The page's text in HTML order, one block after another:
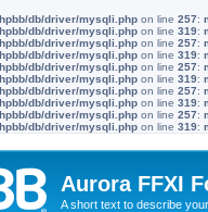
db/driver/mysqli.php on line 257:
db/driver/mysqli.php on line 319:
db/driver/mysqli.php on line 257:
db/driver/mysqli.php on line 319:
db/driver/mysqli.php on line 257:
db/driver/mysqli.php on line 319:
db/driver/mysqli.php on line 257:
db/driver/mysqli.php on line 319:
db/driver/mysqli.php on line 257:
db/driver/mysqli.php on line 319:
Aurora FFXI
A short text to describe